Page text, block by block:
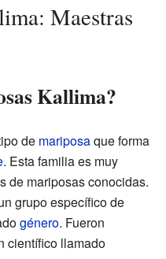
Maestras
Kallima?
de mariposaque forma
. Esta familia es muy
de mariposas conocidas.
grupo específico de
género. Fueron
científico llamado